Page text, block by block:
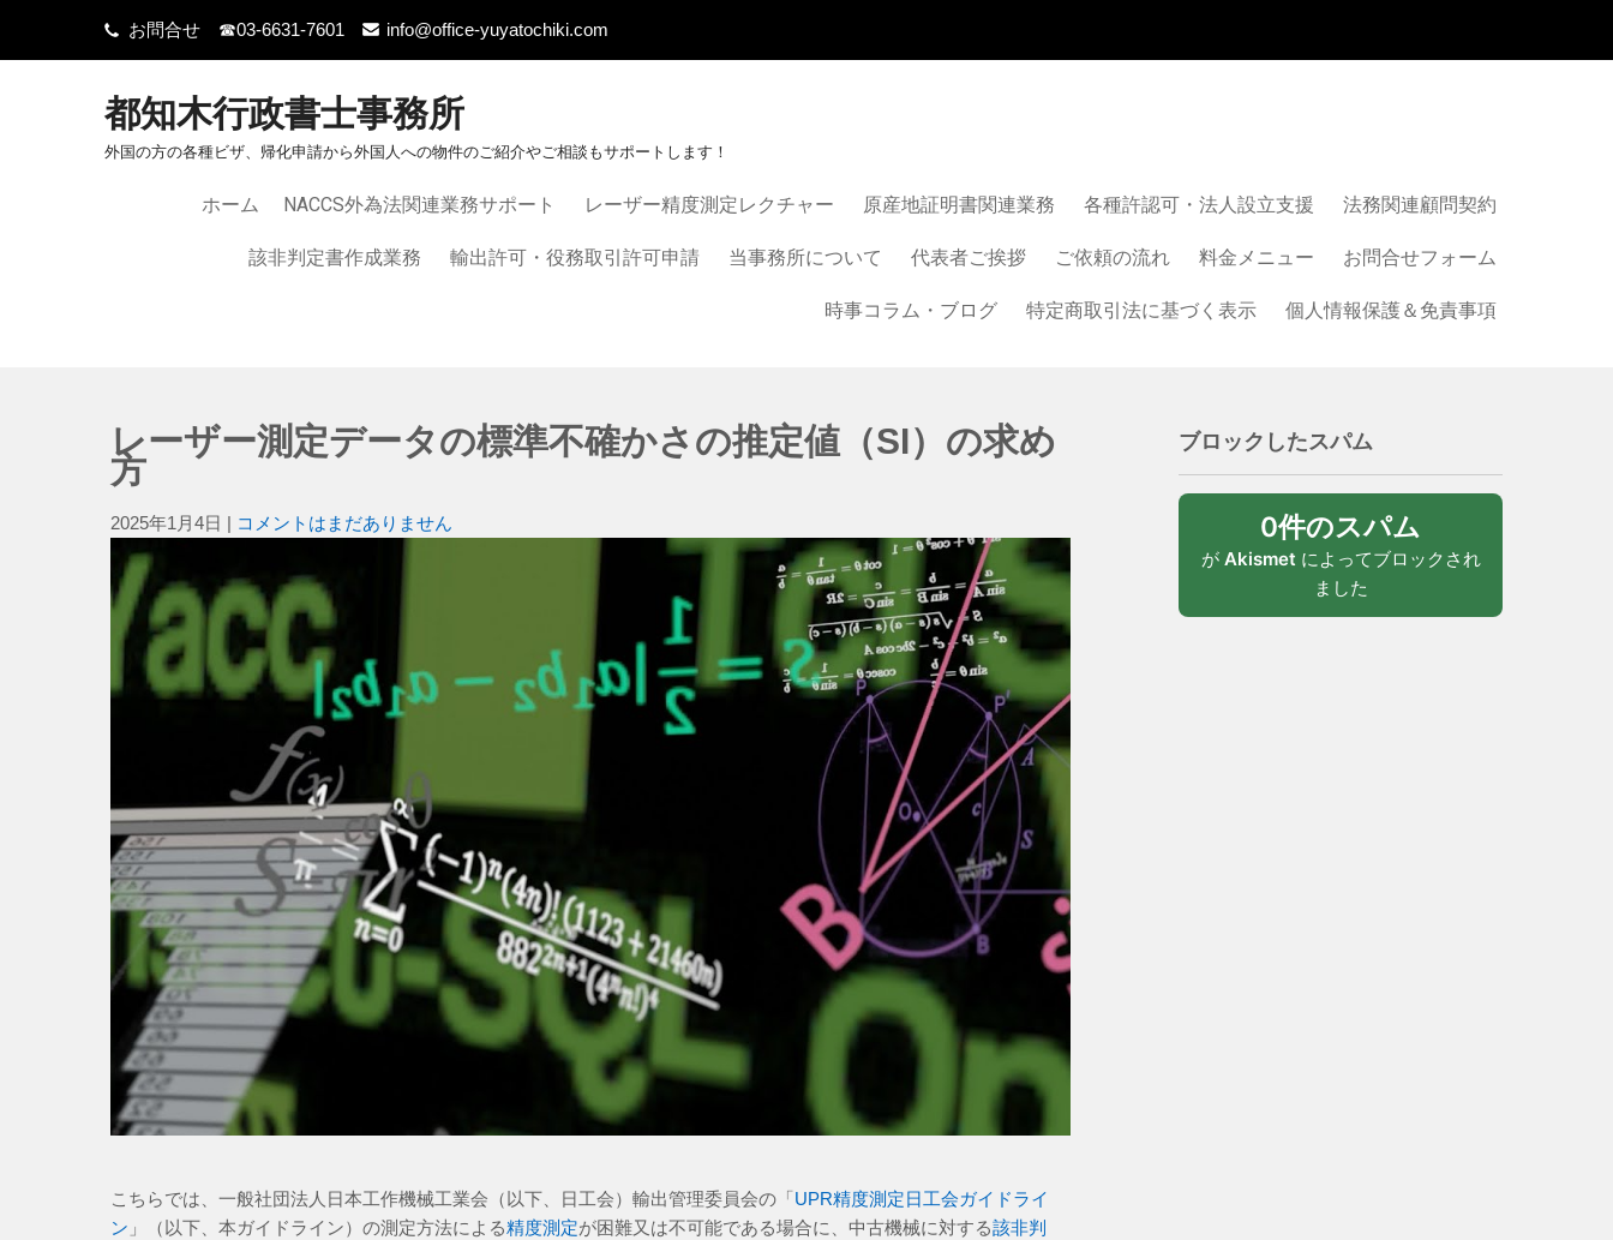
お問合せ ☎03-6631-7601 info@office-yuyatochiki.com
都知木行政書士事務所
外国の方の各種ビザ、帰化申請から外国人への物件のご紹介やご相談もサポートします！
ホーム NACCS外為法関連業務サポート レーザー精度測定レクチャー 原産地証明書関連業務 各種許認可・法人設立支援 法務関連顧問契約
該非判定書作成業務 輸出許可・役務取引許可申請 当事務所について 代表者ご挨拶 ご依頼の流れ 料金メニュー お問合せフォーム
時事コラム・ブログ 特定商取引法に基づく表示 個人情報保護＆免責事項
レーザー測定データの標準不確かさの推定値（SI）の求め
方
2025年1月4日 | コメントはまだありません
こちらでは、一般社団法人日本工作機械工業会（以下、日工会）輸出管理委員会の「UPR精度測定日工会ガイドライ
ン 」（以下、本ガイドライン）の測定方法による精度測定が困難又は不可能である場合に、中古機械に対する該非判
ブロックしたスパム
0件のスパム
が Akismet によってブロックされ
ました